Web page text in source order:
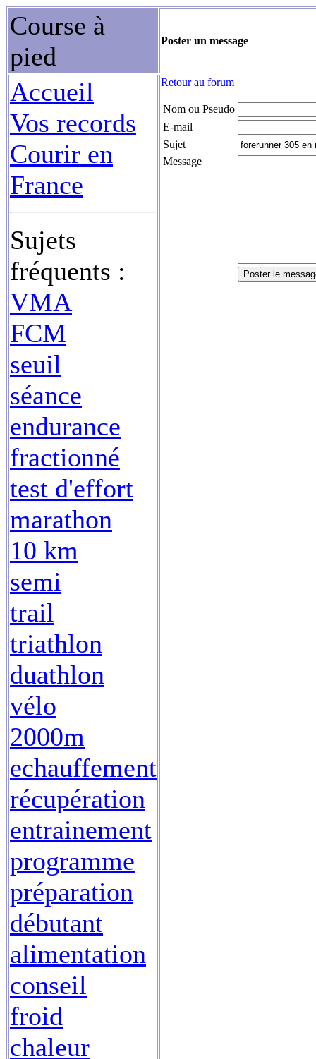
Course à
pied
Poster un message
Accueil
Vos records
Courir en
France
Sujets
fréquents :
VMA
FCM
seuil
séance
endurance
fractionné
test d'effort
marathon
10 km
semi
trail
triathlon
duathlon
vélo
2000m
echauffement
récupération
entrainement
programme
préparation
débutant
alimentation
conseil
froid
chaleur
Retour au forum
Nom ou Pseudo
E-mail
Sujet
Message